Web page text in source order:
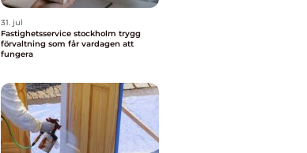
31. jul
Fastighetsservice stockholm trygg
förvaltning som får vardagen att
fungera